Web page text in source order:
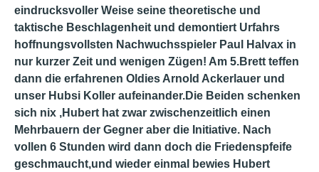
eindrucksvoller Weise seine theoretische und
taktische Beschlagenheit und demontiert Urfahrs
hoffnungsvollsten Nachwuchsspieler Paul Halvax in
nur kurzer Zeit und wenigen Zügen! Am 5.Brett teffen
dann die erfahrenen Oldies Arnold Ackerlauer und
unser Hubsi Koller aufeinander.Die Beiden schenken
sich nix ,Hubert hat zwar zwischenzeitlich einen
Mehrbauern der Gegner aber die Initiative. Nach
vollen 6 Stunden wird dann doch die Friedenspfeife
geschmaucht,und wieder einmal bewies Hubert